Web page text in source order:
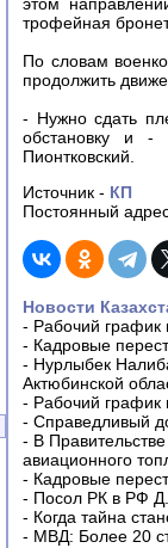
трофейная
По словам
продолжить
- Нужно сдать
обстановку и -
Пионтковский.
Источник - КП
Постоянный
Новости
- Рабочий график
- Кадровые
- Нурлыбек
Актюбинской
- Рабочий график
- Справедливый
- В
авиационного
- Кадровые
- Посол РК в РФ
- Когда тайна
- МВД: Более 20